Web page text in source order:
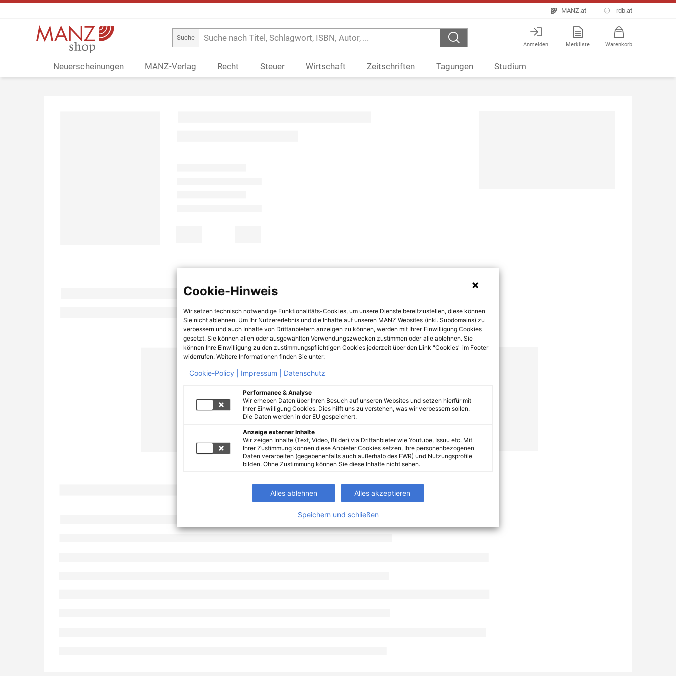
MANZ.at rdb.at
Suche
Anmelden Merkliste Warenkorb
Neuerscheinungen MANZ-Verlag Recht Steuer Wirtschaft Zeitschriften Tagungen Studium
Cookie-Hinweis
Wir setzen technisch notwendige Funktionalitäts-Cookies, um unsere Dienste bereitzustellen, diese können
Sie nicht ablehnen. Um Ihr Nutzererlebnis und die Inhalte auf unseren MANZ Websites (inkl. Subdomains) zu
verbessern und auch Inhalte von Drittanbietern anzeigen zu können, werden mit Ihrer Einwilligung Cookies
gesetzt. Sie können allen oder ausgewählten Verwendungszwecken zustimmen oder alle ablehnen. Sie
können Ihre Einwilligung zu den zustimmungspflichtigen Cookies jederzeit über den Link "Cookies" im Footer
widerrufen. Weitere Informationen finden Sie unter:
Cookie-Policy | Impressum | Datenschutz
Performance & Analyse
Wir erheben Daten über Ihren Besuch auf unseren Websites und setzen hierfür mit
Ihrer Einwilligung Cookies. Dies hilft uns zu verstehen, was wir verbessern sollen.
Die Daten werden in der EU gespeichert.
Anzeige externer Inhalte
Wir zeigen Inhalte (Text, Video, Bilder) via Drittanbieter wie Youtube, Issuu etc. Mit
Ihrer Zustimmung können diese Anbieter Cookies setzen, Ihre personenbezogenen
Daten verarbeiten (gegebenenfalls auch außerhalb des EWR) und Nutzungsprofile
bilden. Ohne Zustimmung können Sie diese Inhalte nicht sehen.
Alles ablehnen Alles akzeptieren
Speichern und schließen